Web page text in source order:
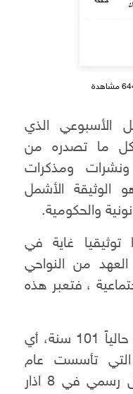
الأسبوعي الذي
ما تصدره من
ومذكرات
الأشمل
والحكومية.
غاية في
من النواحي
، فتعبر هذه
عمر الجريدة الرسمية السورية حالياً 101 سنة، أي
تأسست عام
1918م واعلن قيامها بشكل رسمي في 8 اذار